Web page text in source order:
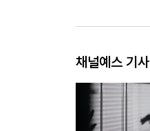
채널예스 기사